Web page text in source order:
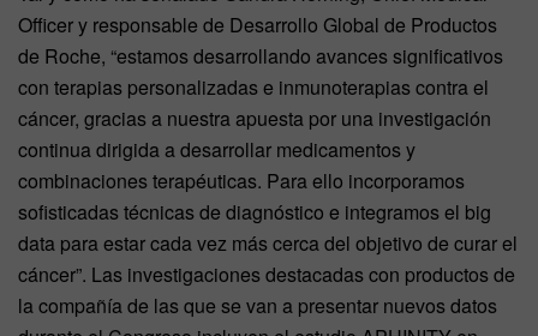
Officer y responsable de Desarrollo Global de Productos
de Roche, “estamos desarrollando avances significativos
con terapias personalizadas e inmunoterapias contra el
cáncer, gracias a nuestra apuesta por una investigación
continua dirigida a desarrollar medicamentos y
combinaciones terapéuticas. Para ello incorporamos
sofisticadas técnicas de diagnóstico e integramos el big
data para estar cada vez más cerca del objetivo de curar el
cáncer”. Las investigaciones destacadas con productos de
la compañía de las que se van a presentar nuevos datos